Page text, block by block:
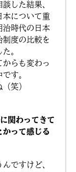
した結果、
本について重
治時代の日本
制度の比較を
。
らも変わっ
す。
笑）
関わってきて
かって感じる
ですけど、